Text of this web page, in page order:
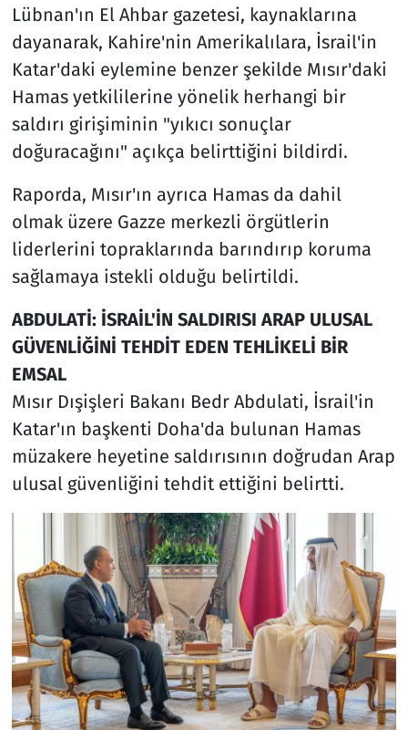
Lübnan'ın El Ahbar gazetesi, kaynaklarına
dayanarak, Kahire'nin Amerikalılara, İsrail'in
Katar'daki eylemine benzer şekilde Mısır'daki
Hamas yetkililerine yönelik herhangi bir
saldırı girişiminin "yıkıcı sonuçlar
doğuracağını" açıkça belirttiğini bildirdi.
Raporda, Mısır'ın ayrıca Hamas da dahil
olmak üzere Gazze merkezli örgütlerin
liderlerini topraklarında barındırıp koruma
sağlamaya istekli olduğu belirtildi.
ABDULATİ: İSRAİL'İN SALDIRISI ARAP ULUSAL
GÜVENLİĞİNİ TEHDİT EDEN TEHLİKELİ BİR
EMSAL
Mısır Dışişleri Bakanı Bedr Abdulati, İsrail'in
Katar'ın başkenti Doha'da bulunan Hamas
müzakere heyetine saldırısının doğrudan Arap
ulusal güvenliğini tehdit ettiğini belirtti.